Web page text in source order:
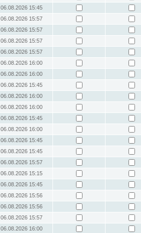
06.08.2026 15:45
06.08.2026 15:57
06.08.2026 15:57
06.08.2026 15:57
06.08.2026 15:57
06.08.2026 16:00
06.08.2026 16:00
06.08.2026 15:45
06.08.2026 16:00
06.08.2026 16:00
06.08.2026 15:45
06.08.2026 16:00
06.08.2026 15:45
06.08.2026 15:45
06.08.2026 15:57
06.08.2026 15:15
06.08.2026 15:45
06.08.2026 15:56
06.08.2026 15:56
06.08.2026 15:57
06.08.2026 16:00